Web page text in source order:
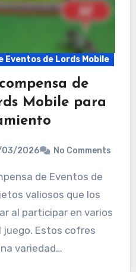
Eventos de Lords Mobile
de
Mobile para
03/2026 No Comments
valiosos que los
al participar en varios
Estos cofres
variedad…